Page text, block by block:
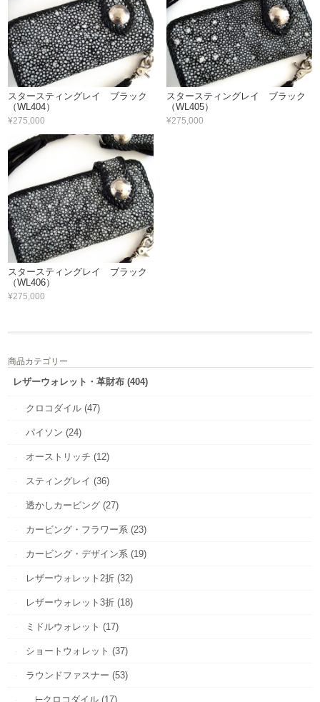
スタースティングレイ ブラック
（WL404）
¥275,000
スタースティングレイ ブラック
（WL405）
¥275,000
スタースティングレイ ブラック
（WL406）
¥275,000
商品カテゴリー
レザーウォレット・革財布 (404)
クロコダイル (47)
パイソン (24)
オーストリッチ (12)
スティングレイ (36)
透かしカービング (27)
カービング・フラワー系 (23)
カービング・デザイン系 (19)
レザーウォレット2折 (32)
レザーウォレット3折 (18)
ミドルウォレット (17)
ショートウォレット (37)
ラウンドファスナー (53)
⊢クロコダイル (17)